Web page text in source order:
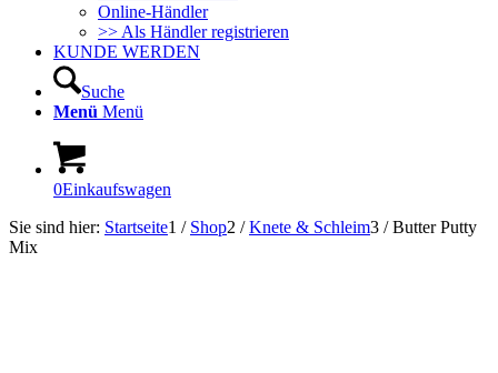
Online-Händler
>> Als Händler registrieren
KUNDE WERDEN
Suche
Menü Menü
0Einkaufswagen
Sie sind hier: Startseite1 / Shop2 / Knete & Schleim3 / Butter Putty
Mix